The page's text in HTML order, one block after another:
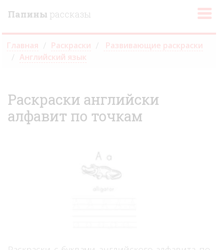
Папины рассказы
Главная Раскраски
Развивающие раскраски
Английский язык
Раскраски английски
алфавит по точкам